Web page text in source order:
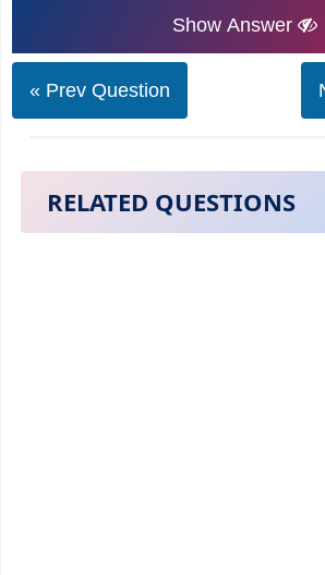
Show Answer
« Prev Question
RELATED QUESTIONS